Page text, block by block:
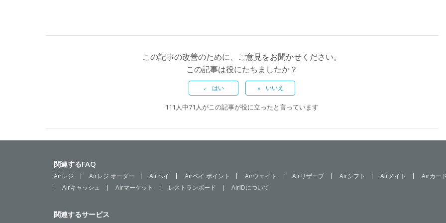
この記事の改善のために、ご意見をお聞かせください。
この記事は役にたちましたか？
111人中71人がこの記事が役に立ったと言っています
関連するFAQ
Airレジ Airレジ オーダー Airペイ Airペイ ポイント Airウェイト Airリザーブ Airシフト Airメイト Airカー
Airキャッシュ
Airマーケット レストランボード AirIDについて
関連するサービス